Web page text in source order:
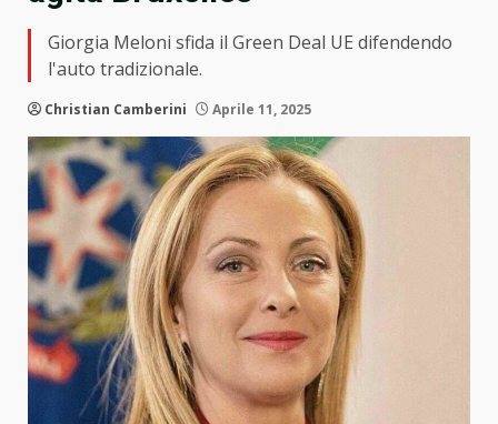
Giorgia Meloni sfida il Green Deal UE difendendo
l'auto tradizionale.
Christian Camberini Aprile 11, 2025